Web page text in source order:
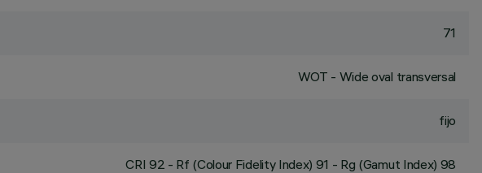
71
WOT - Wide oval transversal
fijo
CRI 92 - Rf (Colour Fidelity Index) 91 - Rg (Gamut Index) 98